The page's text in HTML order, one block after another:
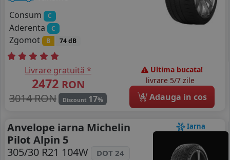
Consum
C
Aderenta C
Zgomot B 74 dB
Livrare gratuită *
2472 RON
3014 RON
Discount 17%
Ultima bucata!
livrare 5/7 zile
4 Adauga in cos
Iarna
Anvelope iarna Michelin
Pilot Alpin 5
305/30 R21 104W
DOT 24